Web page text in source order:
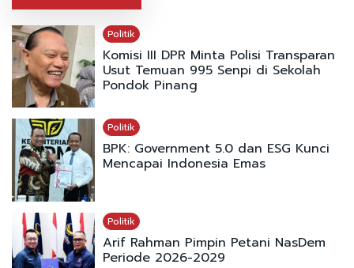
Politik
Komisi III DPR Minta Polisi Transparan
Usut Temuan 995 Senpi di Sekolah
Pondok Pinang
Politik
BPK: Government 5.0 dan ESG Kunci
Mencapai Indonesia Emas
Politik
Arif Rahman Pimpin Petani NasDem
Periode 2026-2029